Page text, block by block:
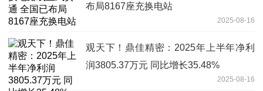
布局8167座充换电站
2025-08-16
观天下！鼎佳精密：2025年上半年净利
润3805.37万元 同比增长35.48%
2025-08-16